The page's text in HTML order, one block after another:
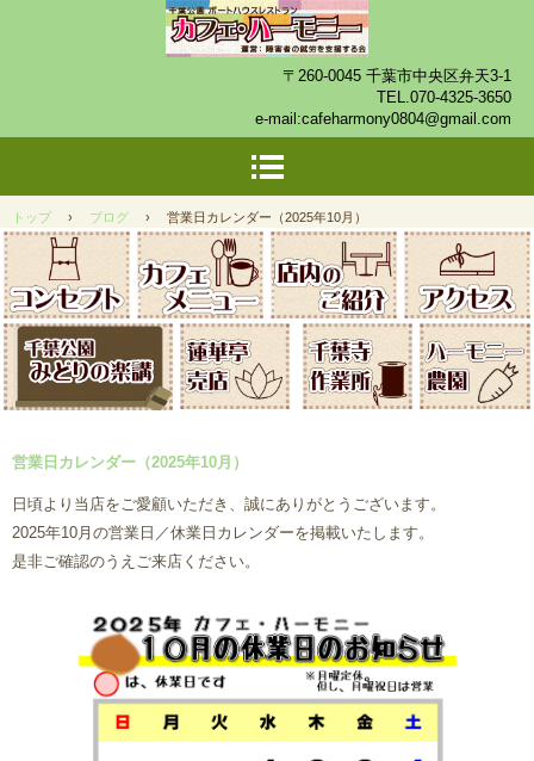
〒260-0045 千葉市中央区弁天3-1
TEL. 070-4325-3650
e-mail:cafeharmony0804@gmail.com
トップ › ブログ › 営業日カレンダー（2025年10月）
営業日カレンダー（2025年10月）
日頃より当店をご愛顧いただき、誠にありがとうございます。
2025年10月の営業日／休業日カレンダーを掲載いたします。
是非ご確認のうえご来店ください。